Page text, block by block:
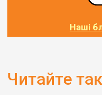
Наші
Читайте